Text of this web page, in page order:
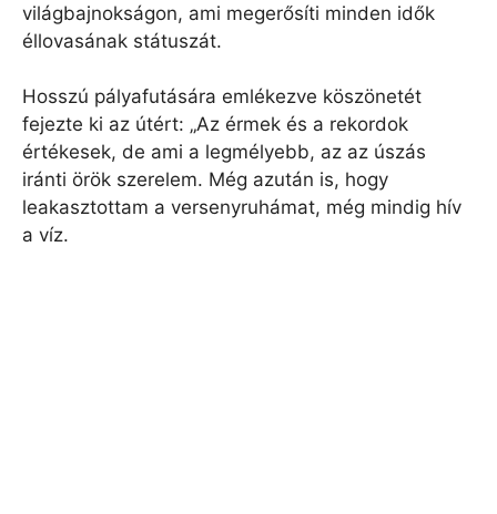
világbajnokságon, ami megerősíti minden idők
éllovasának státuszát.
Hosszú pályafutására emlékezve köszönetét
fejezte ki az útért: „Az érmek és a rekordok
értékesek, de ami a legmélyebb, az az úszás
iránti örök szerelem. Még azután is, hogy
leakasztottam a versenyruhámat, még mindig hív
a víz.